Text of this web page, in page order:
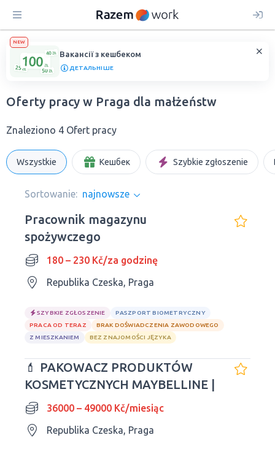
NEW
Вакансії з кешбеком
ДЕТАЛЬНІШЕ
Oferty pracy w Praga dla małżeństw
Znaleziono 4 Ofert pracy
Wszystkie Кешбек Szybkie zgłoszenie
Sortowanie: najnowsze
Pracownik magazynu
spożywczego
180 – 230 Kč/za godzinę
Republika Czeska, Praga
SZYBKIE ZGŁOSZENIE
PASZPORT BIOMETRYCZNY
PRACA OD TERAZ
BRAK DOŚWIADCZENIA ZAWODOWEGO
Z MIESZKANIEM
BEZ ZNAJOMOŚCI JĘZYKA
💄 PAKOWACZ PRODUKTÓW
KOSMETYCZNYCH MAYBELLINE |
36000 – 49000 Kč/miesiąc
Republika Czeska, Praga